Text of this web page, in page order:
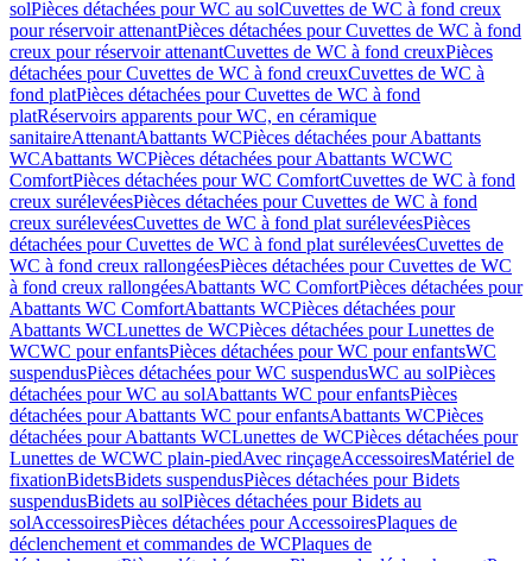
solPièces détachées pour WC au solCuvettes de WC à fond creux
pour réservoir attenantPièces détachées pour Cuvettes de WC à fond
creux pour réservoir attenantCuvettes de WC à fond creuxPièces
détachées pour Cuvettes de WC à fond creuxCuvettes de WC à
fond platPièces détachées pour Cuvettes de WC à fond
platRéservoirs apparents pour WC, en céramique
sanitaireAttenantAbattants WCPièces détachées pour Abattants
WCAbattants WCPièces détachées pour Abattants WCWC
ComfortPièces détachées pour WC ComfortCuvettes de WC à fond
creux surélevéesPièces détachées pour Cuvettes de WC à fond
creux surélevéesCuvettes de WC à fond plat surélevéesPièces
détachées pour Cuvettes de WC à fond plat surélevéesCuvettes de
WC à fond creux rallongéesPièces détachées pour Cuvettes de WC
à fond creux rallongéesAbattants WC ComfortPièces détachées pour
Abattants WC ComfortAbattants WCPièces détachées pour
Abattants WCLunettes de WCPièces détachées pour Lunettes de
WCWC pour enfantsPièces détachées pour WC pour enfantsWC
suspendusPièces détachées pour WC suspendusWC au solPièces
détachées pour WC au solAbattants WC pour enfantsPièces
détachées pour Abattants WC pour enfantsAbattants WCPièces
détachées pour Abattants WCLunettes de WCPièces détachées pour
Lunettes de WCWC plain-piedAvec rinçageAccessoiresMatériel de
fixationBidetsBidets suspendusPièces détachées pour Bidets
suspendusBidets au solPièces détachées pour Bidets au
solAccessoiresPièces détachées pour AccessoiresPlaques de
déclenchement et commandes de WCPlaques de